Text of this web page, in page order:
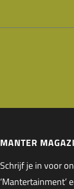
MANTER
Schrijf je in voor
‘Mantertainment’